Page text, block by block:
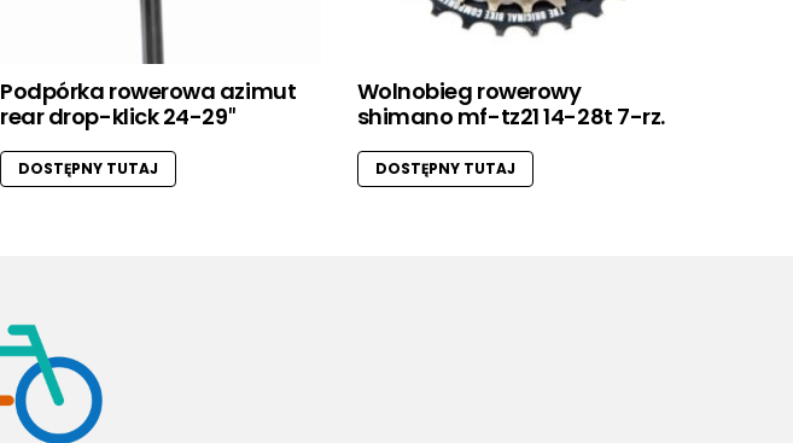
Podpórka rowerowa azimut
rear drop-klick 24-29″
DOSTĘPNY TUTAJ
Wolnobieg rowerowy
shimano mf-tz21 14-28t 7-rz.
DOSTĘPNY TUTAJ